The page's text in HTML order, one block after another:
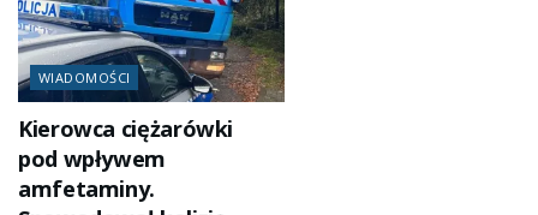
WIADOMOŚCI
Kierowca ciężarówki
pod wpływem
amfetaminy.